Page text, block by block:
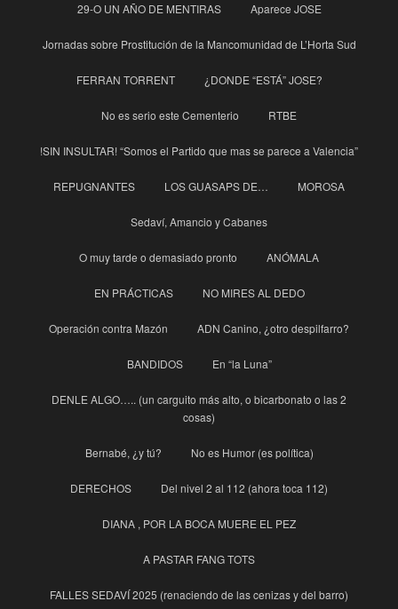
29-O UN AÑO DE MENTIRAS Aparece JOSE
Jornadas sobre Prostitución de la Mancomunidad de L’Horta Sud
FERRAN TORRENT ¿DONDE “ESTÁ” JOSE?
No es serio este Cementerio RTBE
!SIN INSULTAR! “Somos el Partido que mas se parece a Valencia”
REPUGNANTES LOS GUASAPS DE… MOROSA
Sedaví, Amancio y Cabanes
O muy tarde o demasiado pronto ANÓMALA
EN PRÁCTICAS NO MIRES AL DEDO
Operación contra Mazón ADN Canino, ¿otro despilfarro?
BANDIDOS En “la Luna”
DENLE ALGO….. (un carguito más alto, o bicarbonato o las 2
cosas)
Bernabé, ¿y tú? No es Humor (es política)
DERECHOS Del nivel 2 al 112 (ahora toca 112)
DIANA , POR LA BOCA MUERE EL PEZ
A PASTAR FANG TOTS
FALLES SEDAVÍ 2025 (renaciendo de las cenizas y del barro)